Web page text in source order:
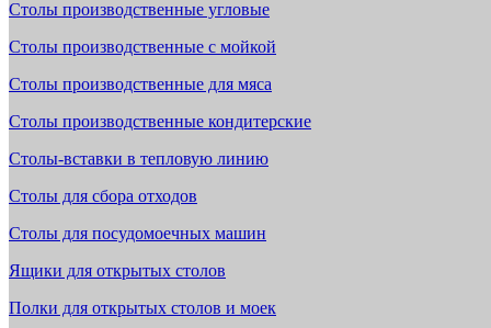
Столы производственные угловые
Столы производственные с мойкой
Столы производственные для мяса
Столы производственные кондитерские
Столы-вставки в тепловую линию
Столы для сбора отходов
Столы для посудомоечных машин
Ящики для открытых столов
Полки для открытых столов и моек